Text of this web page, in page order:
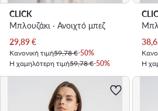
CLICK
Μπλουζάκι · Ανοιχτό μπεζ
Τρέχουσα τιμή
29,89€
Κανονική τιμή59,78 €-50%
Η χαμηλότερη τιμή59,78 €-50%
Η